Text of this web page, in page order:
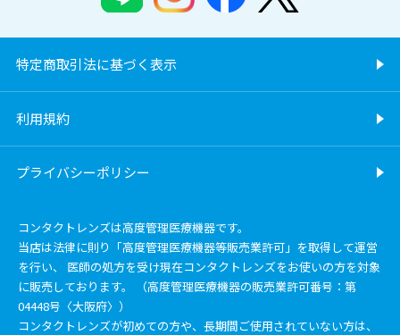
特定商取引法に基づく表示
利用規約
プライバシーポリシー
コンタクトレンズは高度管理医療機器です。
当店は法律に則り「高度管理医療機器等販売業許可」を取得して運営
を行い、 医師の処方を受け現在コンタクトレンズをお使いの方を対象
に販売しております。 （高度管理医療機器の販売業許可番号：第
04448号〈大阪府〉）
コンタクトレンズが初めての方や、長期間ご使用されていない方は、